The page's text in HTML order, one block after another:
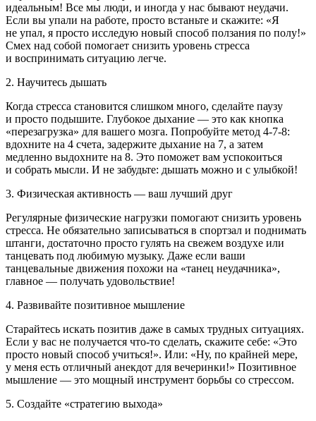
идеальным! Все мы люди, и иногда у нас бывают неудачи.
Если вы упали на работе, просто встаньте и скажите: «Я
не упал, я просто исследую новый способ ползания по полу!»
Смех над собой помогает снизить уровень стресса
и воспринимать ситуацию легче.
2. Научитесь дышать
Когда стресса становится слишком много, сделайте паузу
и просто подышите. Глубокое дыхание — это как кнопка
«перезагрузка» для вашего мозга. Попробуйте метод 4-7-8:
вдохните на 4 счета, задержите дыхание на 7, а затем
медленно выдохните на 8. Это поможет вам успокоиться
и собрать мысли. И не забудьте: дышать можно и с улыбкой!
3. Физическая активность — ваш лучший друг
Регулярные физические нагрузки помогают снизить уровень
стресса. Не обязательно записываться в спортзал и поднимать
штанги, достаточно просто гулять на свежем воздухе или
танцевать под любимую музыку. Даже если ваши
танцевальные движения похожи на «танец неудачника»,
главное — получать удовольствие!
4. Развивайте позитивное мышление
Старайтесь искать позитив даже в самых трудных ситуациях.
Если у вас не получается что-то сделать, скажите себе: «Это
просто новый способ учиться!». Или: «Ну, по крайней мере,
у меня есть отличный анекдот для вечеринки!» Позитивное
мышление — это мощный инструмент борьбы со стрессом.
5. Создайте «стратегию выхода»